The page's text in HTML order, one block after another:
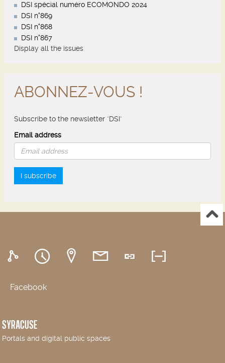
DSI spécial numéro ECOMONDO 2024
DSI n°869
DSI n°868
DSI n°867
Display all the issues
ABONNEZ-VOUS !
Subscribe to the newsletter "DSI"
Email address
I subscribe
Facebook
SYRACUSE
Portals and digital public spaces